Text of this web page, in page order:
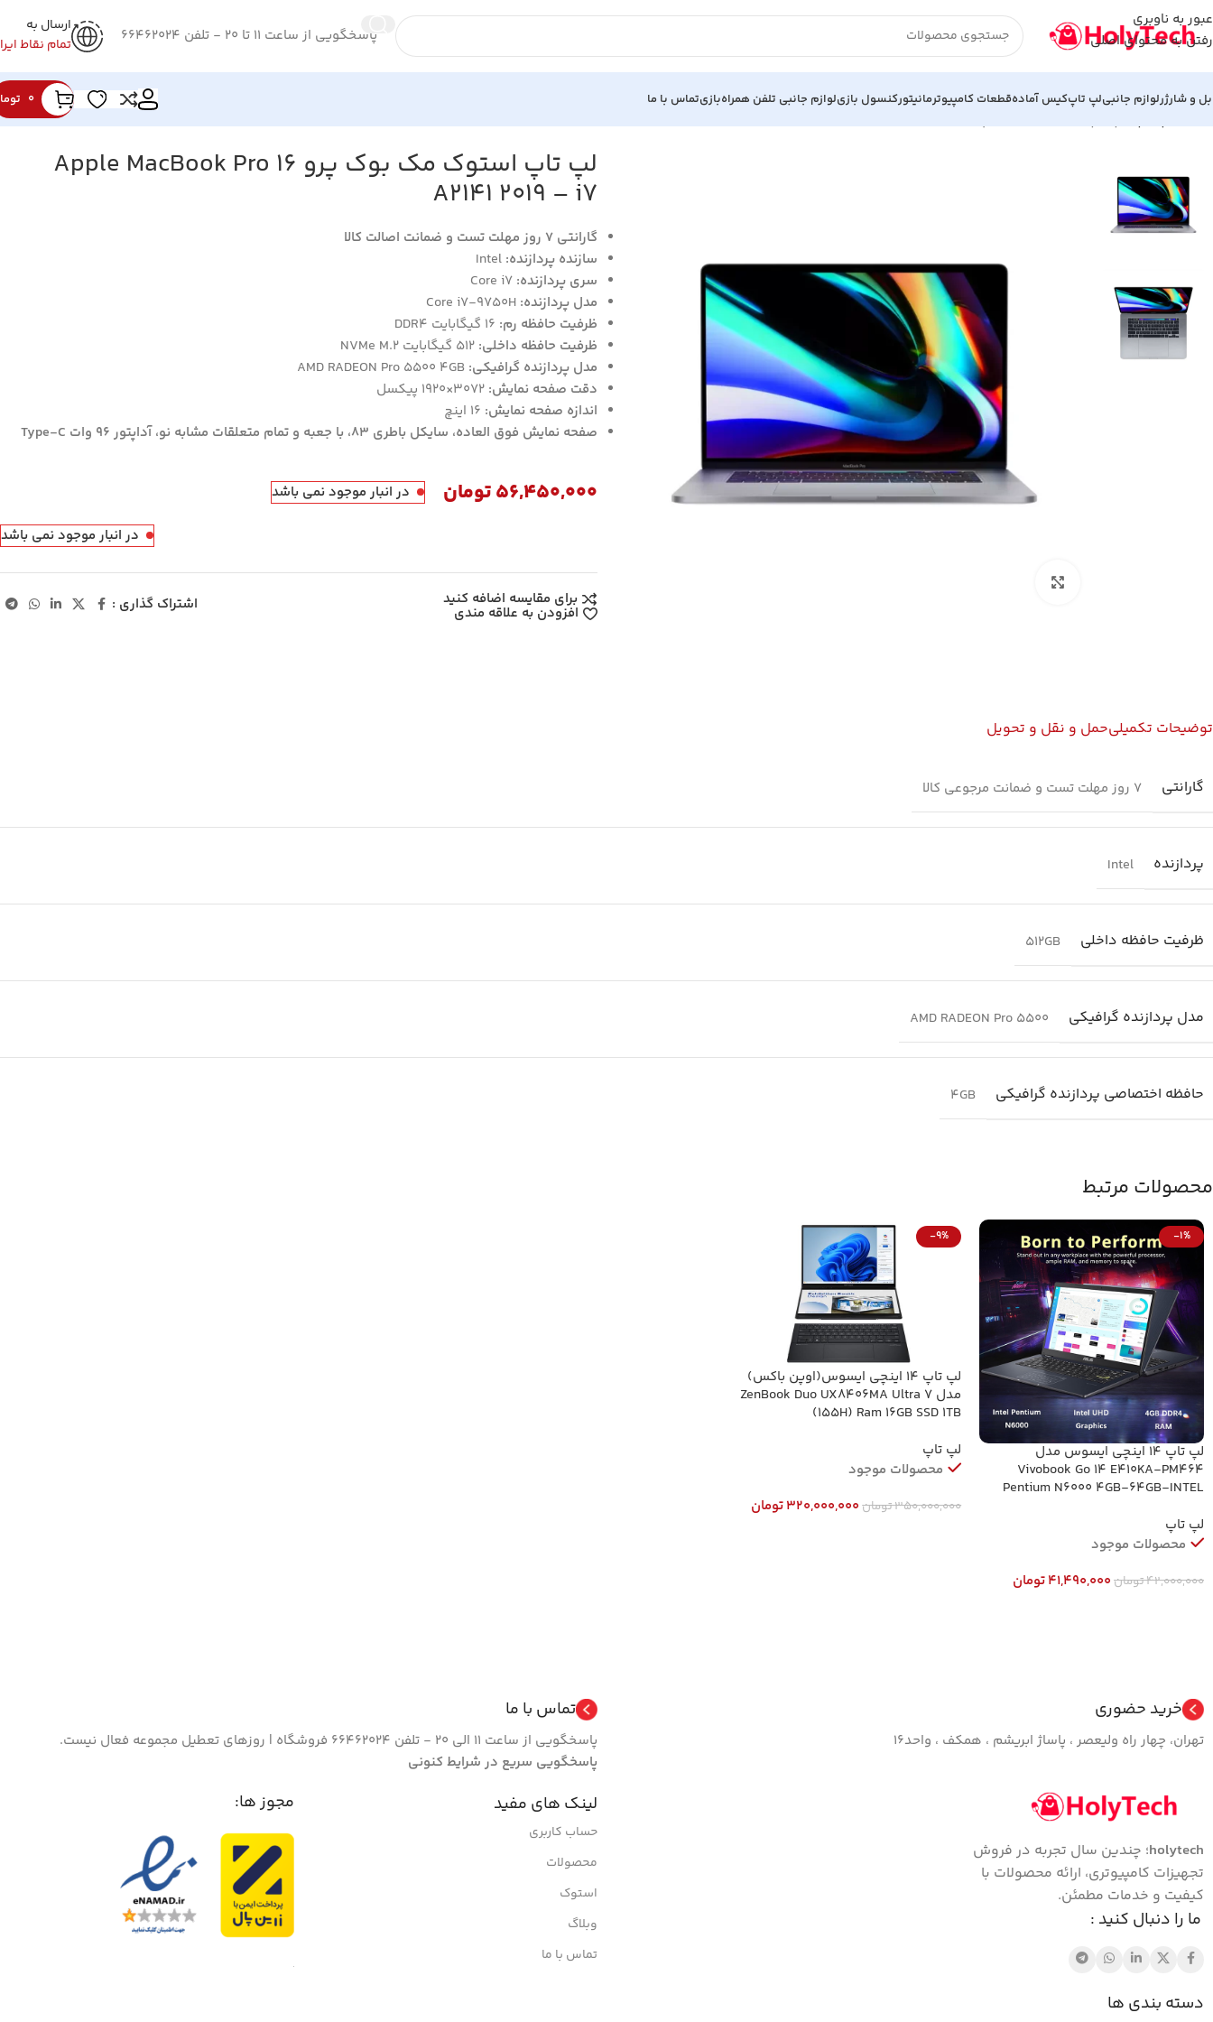
عبور به ناوبری
رفتن به محتوای اصلی
پاسخگویی از ساعت 11 تا 20 - تلفن 66462024
ارسال به
تمام نقاط
و شارژرلوازم جانبیلپ تاپکیس آمادهقطعات کامپیوترمانیتورکنسول بازیلوازم جانبی تلفن همراهبازیتماس با ما 0
لپ تاپ استوک مک بوک پرو Apple MacBook Pro 16
A2141 2019 – i7
گارانتی 7 روز مهلت تست و ضمانت اصالت کالا
سازنده پردازنده:
سری پردازنده:
مدل پردازنده:
ظرفیت حافظه رم: 16 گیگابایت DDR4
ظرفیت حافظه داخلی:
مدل پردازنده گرافیکی:
دقت صفحه نمایش:
اندازه صفحه نمایش:
صفحه نمایش فوق العاده، سایکل باطری 83، با جعبه و تمام متعلقات مشابه نو، آداپتور ۹۶ وات Type-C
56,450,000تومان در انبار موجود نمی باشد
در انبار موجود نمی باشد
برای مقایسه اضافه کنید
افزودن به علاقه مندی اشتراک گذاری :
توضیحات تکمیلیحمل و نقل و تحویل
گارانتی 7 روز مهلت تست و ضمانت مرجوعی کالا
پردازنده Intel
ظرفیت حافظه داخلی 512GB
مدل پردازنده گرافیکی AMD RADEON Pro 5500
حافظه اختصاصی پردازنده گرافیکی 4GB
محصولات مرتبط
-1%
لپ‌ تاپ 14 اینچی ایسوس مدل
Vivobook Go 14 E410KA-PM464
Pentium N6000 4GB-64GB-INTEL
لپ تاپ
محصولات موجود
42,000,000تومان41,490,000تومان
-9%
لپ تاپ 14 اینچی ایسوس(اوپن باکس)
مدل ZenBook Duo UX8406MA Ultra 7
(155H) Ram 16GB SSD 1TB
لپ تاپ
محصولات موجود
350,000,000تومان 320,000,000تومان
خرید حضوری
تهران، چهار راه ولیعصر ، پاساژ ابریشم ، همکف ، واحد16
تماس با ما
پاسخگویی از ساعت 11 الی 20 - تلفن 66462024 فروشگاه | روزهای تعطیل مجموعه فعال نیست.
پاسخگویی سریع در شرایط کنونی
holytech؛ چندین سال تجربه در فروش
تجهیزات کامپیوتری، ارائه محصولات با
کیفیت و خدمات مطمئن.
ما را دنبال کنید :
دسته بندی ها
لینک های مفید
حساب کاربری
محصولات
استوک
وبلاگ
تماس با ما
مجوز ها: